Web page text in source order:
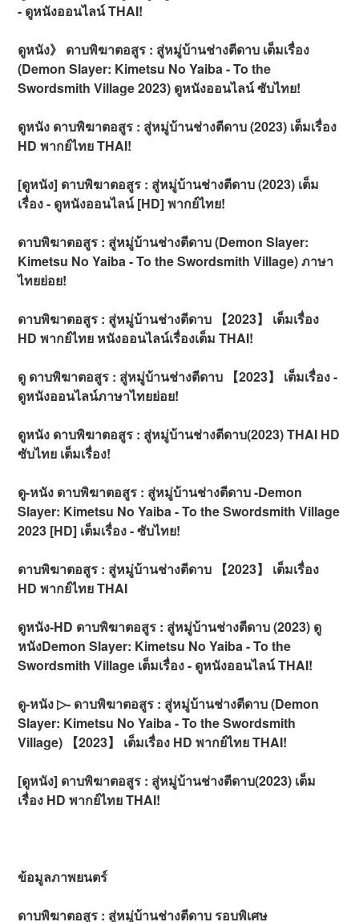
- ดูหนังออนไลน์ THAI!
ดูหนัง》 ดาบพิฆาตอสูร : สู่หมู่บ้านช่างตีดาบ เต็มเรื่อง
(Demon Slayer: Kimetsu No Yaiba - To the
Swordsmith Village 2023) ดูหนังออนไลน์ ซับไทย!
ดูหนัง ดาบพิฆาตอสูร : สู่หมู่บ้านช่างตีดาบ (2023) เต็มเรื่อง
HD พากย์ไทย THAI!
[ดูหนัง] ดาบพิฆาตอสูร : สู่หมู่บ้านช่างตีดาบ (2023) เต็ม
เรื่อง - ดูหนังออนไลน์ [HD] พากย์ไทย!
ดาบพิฆาตอสูร : สู่หมู่บ้านช่างตีดาบ (Demon Slayer:
Kimetsu No Yaiba - To the Swordsmith Village) ภาษา
ไทยย่อย!
ดาบพิฆาตอสูร : สู่หมู่บ้านช่างตีดาบ 【2023】 เต็มเรื่อง
HD พากย์ไทย หนังออนไลน์เรื่องเต็ม THAI!
ดู ดาบพิฆาตอสูร : สู่หมู่บ้านช่างตีดาบ 【2023】 เต็มเรื่อง -
ดูหนังออนไลน์ภาษาไทยย่อย!
ดูหนัง ดาบพิฆาตอสูร : สู่หมู่บ้านช่างตีดาบ(2023) THAI HD
ซับไทย เต็มเรื่อง!
ดู-หนัง ดาบพิฆาตอสูร : สู่หมู่บ้านช่างตีดาบ -Demon
Slayer: Kimetsu No Yaiba - To the Swordsmith Village
2023 [HD] เต็มเรื่อง - ซับไทย!
ดาบพิฆาตอสูร : สู่หมู่บ้านช่างตีดาบ 【2023】 เต็มเรื่อง
HD พากย์ไทย THAI
ดูหนัง-HD ดาบพิฆาตอสูร : สู่หมู่บ้านช่างตีดาบ (2023) ดู
หนังDemon Slayer: Kimetsu No Yaiba - To the
Swordsmith Village เต็มเรื่อง - ดูหนังออนไลน์ THAI!
ดู-หนัง ▷- ดาบพิฆาตอสูร : สู่หมู่บ้านช่างตีดาบ (Demon
Slayer: Kimetsu No Yaiba - To the Swordsmith
Village) 【2023】 เต็มเรื่อง HD พากย์ไทย THAI!
[ดูหนัง] ดาบพิฆาตอสูร : สู่หมู่บ้านช่างตีดาบ(2023) เต็ม
เรื่อง HD พากย์ไทย THAI!
ข้อมูลภาพยนตร์
ดาบพิฆาตอสูร : สู่หมู่บ้านช่างตีดาบ รอบพิเศษ